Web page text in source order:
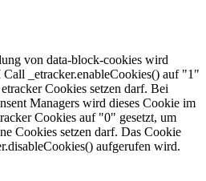
von data-block-cookies wird
_etracker.enableCookies() auf "1"
Cookies setzen darf. Bei
Managers wird dieses Cookie im
Cookies auf "0" gesetzt, um
Cookies setzen darf. Das Cookie
aufgerufen wird.